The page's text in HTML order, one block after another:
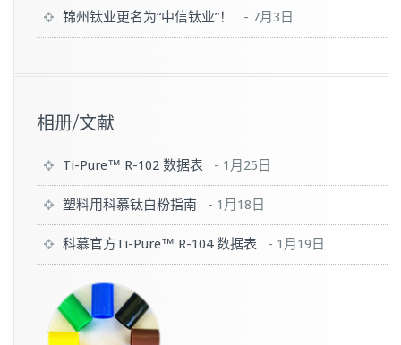
锦州钛业更名为“中信钛业”！ - 7月3日
相册/文献
Ti-Pure™ R-102 数据表 - 1月25日
塑料用科慕钛白粉指南 - 1月18日
科慕官方Ti-Pure™ R-104 数据表 - 1月19日